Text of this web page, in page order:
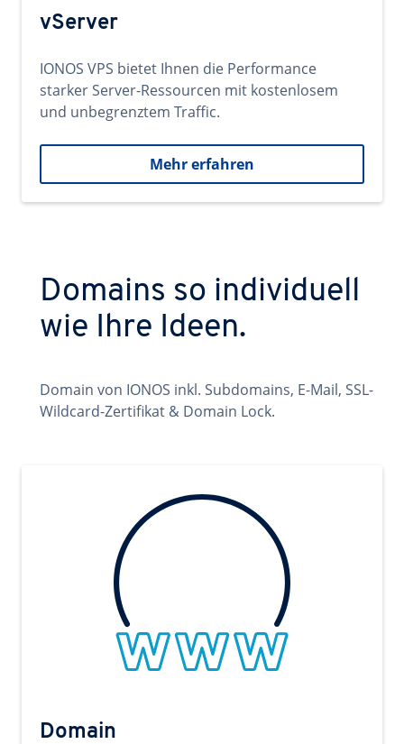
vServer
IONOS VPS bietet Ihnen die Performance
starker Server-Ressourcen mit kostenlosem
und unbegrenztem Traffic.
Mehr erfahren
Domains so individuell
wie Ihre Ideen.
Domain von IONOS inkl. Subdomains, E-Mail, SSL-
Wildcard-Zertifikat & Domain Lock.
Domain